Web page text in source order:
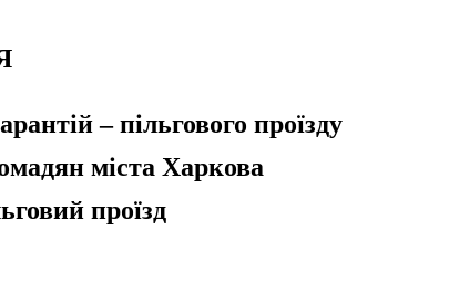
– пільгового проїзду
міста Харкова
проїзд